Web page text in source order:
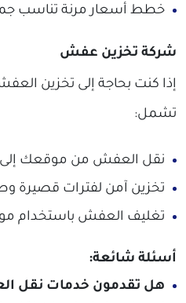
خطط أسعار مرنة تناسب
شركة تخزين عفش
إذا كنت بحاجة إلى تخزين
تشمل:
نقل العفش من موقعك إلى
تخزين آمن لفترات قصيرة
تغليف العفش باستخدام
أسئلة شائعة:
هل تقدمون خدمات نقل